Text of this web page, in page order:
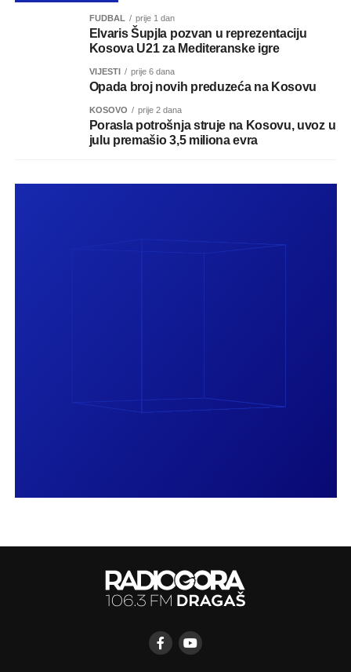
FUDBAL prije 1 dan
Elvaris Šupjla pozvan u reprezentaciju
Kosova U21 za Mediteranske igre
VIJESTI prije 6 dana
Opada broj novih preduzeća na Kosovu
KOSOVO prije 2 dana
Porasla potrošnja struje na Kosovu, uvoz u
julu premašio 3,5 miliona evra